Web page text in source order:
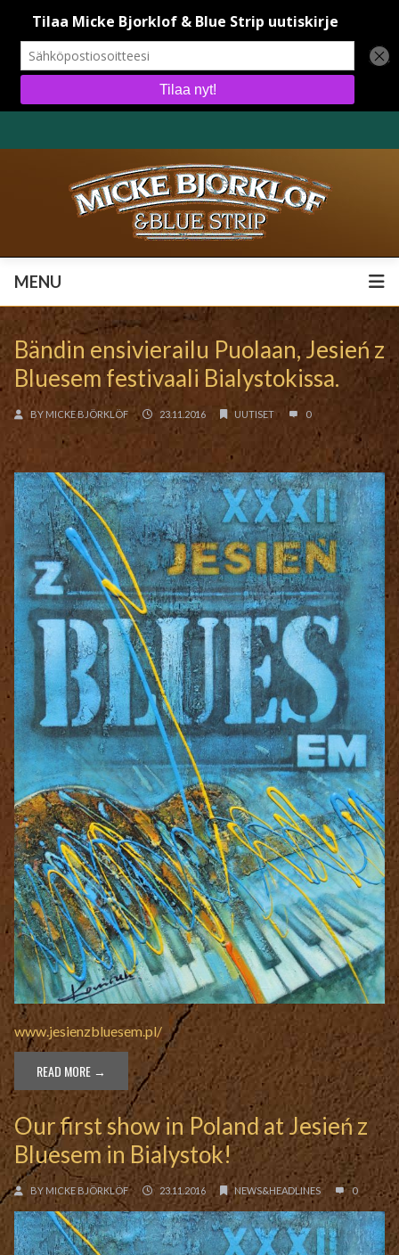
MENU
Bändin ensivierailu Puolaan, Jesień z
Bluesem festivaali Bialystokissa.
BY MICKE BJÖRKLÖF 23.11.2016 UUTISET 0
www.jesienzbluesem.pl/
READ MORE →
Our first show in Poland at Jesień z
Bluesem in Bialystok!
BY MICKE BJÖRKLÖF 23.11.2016 NEWS&HEADLINES 0
MENU